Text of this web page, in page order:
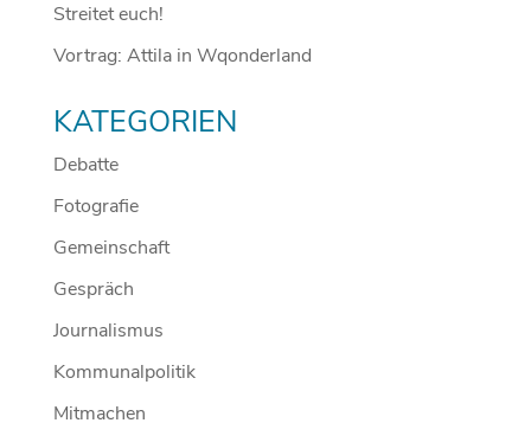
Streitet euch!
Vortrag: Attila in Wqonderland
KATEGORIEN
Debatte
Fotografie
Gemeinschaft
Gespräch
Journalismus
Kommunalpolitik
Mitmachen